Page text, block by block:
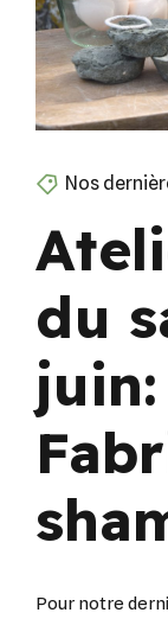
Nos
du
juin:
Pour notre